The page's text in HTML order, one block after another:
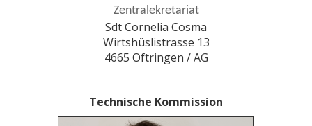
Zentralekretariat
Sdt Cornelia Cosma
Wirtshüslistrasse 13
4665 Oftringen / AG
Technische Kommission